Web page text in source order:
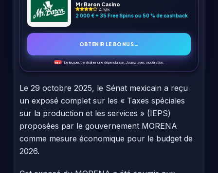
Mr Baron Casino
4.5/5
2 000 € + 35 Free Spins ou 50 % de cashback
OBTENIR LE BONUS→
18+ Le jeu peut entraîner une dépendance. Jouez avec modération.
Le 29 octobre 2025, le Sénat mexicain a reçu
un exposé complet sur les « Taxes spéciales
sur la production et les services » (IEPS)
proposées par le gouvernement MORENA
comme mesure économique pour le budget de
2026.